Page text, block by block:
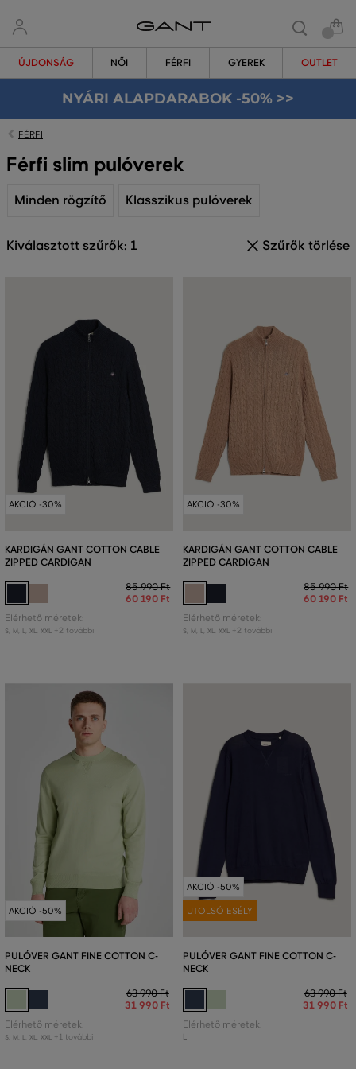
ÚJDONSÁG NŐI FÉRFI GYEREK OUTLET
NYÁRI ALAPDARABOK -50% >>
FÉRFI
Férfi slim pulóverek
Minden rögzítő Klasszikus pulóverek
Kiválasztott szűrők: 1 Szűrők törlése
AKCIÓ -30%
KARDIGÁN GANT COTTON CABLE
ZIPPED CARDIGAN
85 990 Ft
60 190 Ft
Elérhető méretek:
S, M L XL XXL +2 további
AKCIÓ -30%
KARDIGÁN GANT COTTON CABLE
ZIPPED CARDIGAN
85 990 Ft
60 190 Ft
Elérhető méretek:
S, M L XL XXL +2 további
AKCIÓ -50%
PULÓVER GANT FINE COTTON C-
NECK
63 990 Ft
31 990 Ft
Elérhető méretek:
S, M L XL XXL +1 további
AKCIÓ -50%
UTOLSÓ ESÉLY
PULÓVER GANT FINE COTTON C-
NECK
63 990 Ft
31 990 Ft
Elérhető méretek:
L